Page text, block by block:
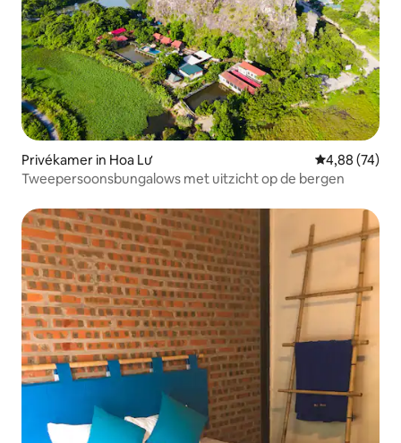
Privékamer in Hoa Lư Gemiddelde
4,88 (74)
Tweepersoonsbungalows met uitzicht op de bergen